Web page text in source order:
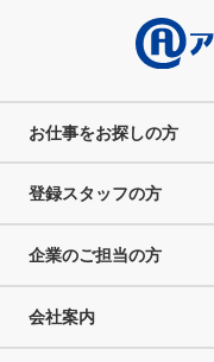
お仕事をお探しの方
登録スタッフの方
企業のご担当の方
会社案内